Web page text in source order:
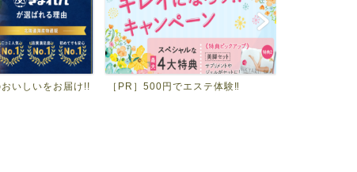
おいしいをお届け!! ［PR］500円でエステ体験‼